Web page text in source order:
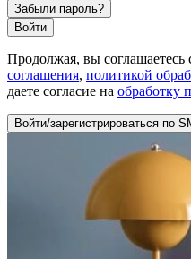
Забыли пароль?
Войти
Продолжая, вы соглашаетесь
соглашения, политикой
даете согласие на обработку
Войти/зарегистрироваться по